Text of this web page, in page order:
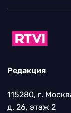
Редакция
115280, г.
д. 26, этаж 2